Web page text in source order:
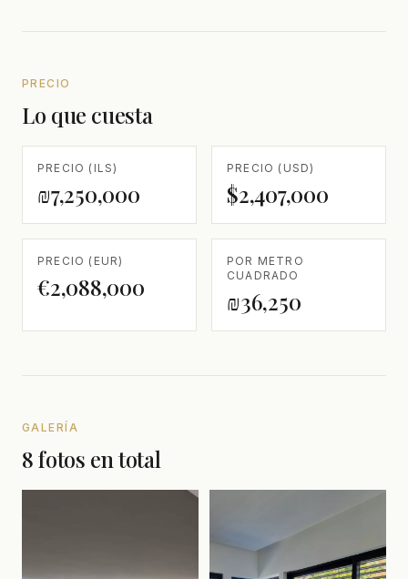
PRECIO
Lo que cuesta
PRECIO (ILS)
₪7,250,000
PRECIO (USD)
$2,407,000
PRECIO (EUR)
€2,088,000
POR METRO
CUADRADO
₪36,250
GALERÍA
8 fotos en total